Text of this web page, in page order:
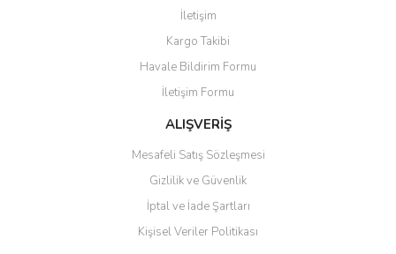
İletişim
Kargo Takibi
Havale Bildirim Formu
İletişim Formu
ALIŞVERİŞ
Mesafeli Satış Sözleşmesi
Gizlilik ve Güvenlik
İptal ve İade Şartları
Kişisel Veriler Politikası